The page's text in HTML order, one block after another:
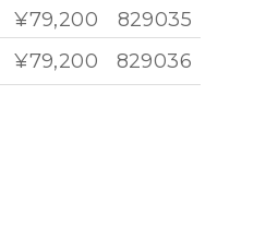
¥79,200
¥79,200
829035
829036